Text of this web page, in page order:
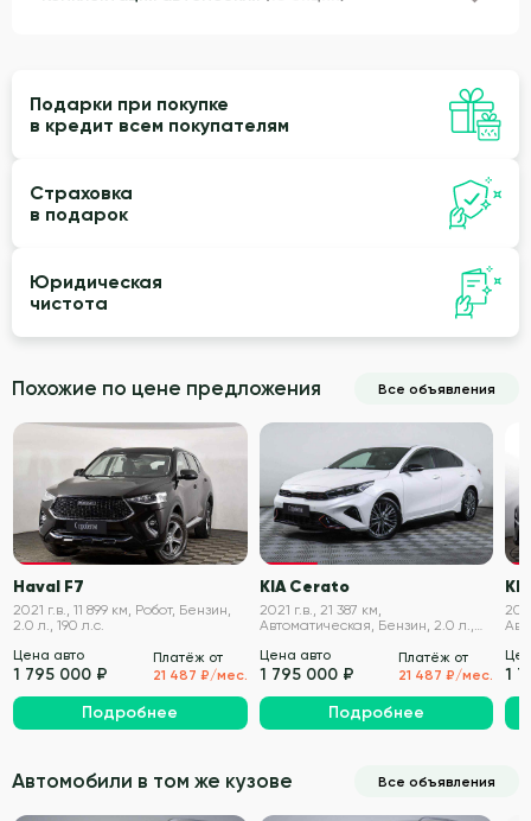
Подарки при покупке
в кредит всем покупателям
Страховка
в подарок
Юридическая
чистота
Похожие по цене предложения Все объявления
VIN проверен
Haval F7
2021 г.в., 11 899 км, Робот, Бензин,
2.0 л., 190 л.с.
Цена авто
1 795 000 ₽
Платёж от
21 487 ₽/мес.
Подробнее
VIN проверен
KIA Cerato
2021 г.в., 21 387 км,
Автоматическая, Бензин, 2.0 л.,
Цена авто
1 795 000 ₽
Платёж от
21 487 ₽/мес.
Подробнее
1
Автомобили в том же кузове Все объявления